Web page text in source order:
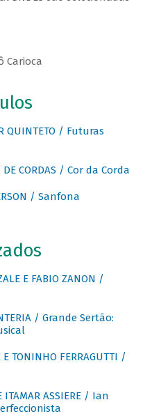
Carioca
QUINTETO / Futuras
DE CORDAS / Cor da Corda
/ Sanfona
E FABIO ZANON /
/ Grande Sertão:
E TONINHO FERRAGUTTI /
ITAMAR ASSIERE / Ian